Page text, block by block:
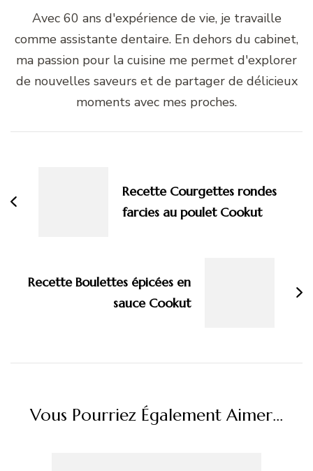
Avec 60 ans d'expérience de vie, je travaille
comme assistante dentaire. En dehors du cabinet,
ma passion pour la cuisine me permet d'explorer
de nouvelles saveurs et de partager de délicieux
moments avec mes proches.
Recette Courgettes rondes
farcies au poulet Cookut
Recette Boulettes épicées en
sauce Cookut
Vous Pourriez Également Aimer...